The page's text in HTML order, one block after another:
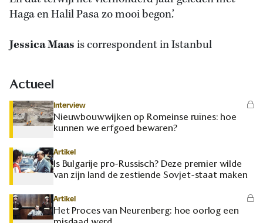
Haga en Halil Pasa zo mooi begon.’
Jessica Maasis correspondent in Istanbul
Actueel
Interview
Nieuwbouwwijken op Romeinse ruïnes: hoe
kunnen we erfgoed bewaren?
Artikel
Is Bulgarije pro-Russisch? Deze premier wilde
van zijn land de zestiende Sovjet-staat maken
Artikel
Het Proces van Neurenberg: hoe oorlog een